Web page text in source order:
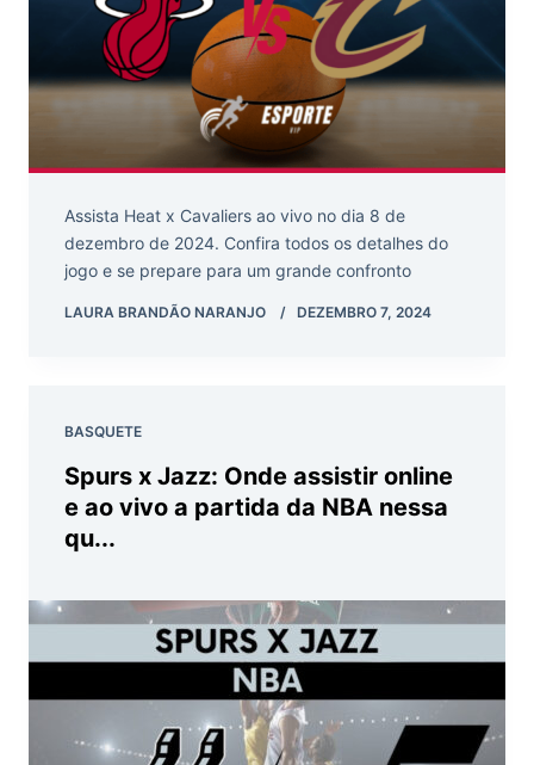
Assista Heat x Cavaliers ao vivo no dia 8 de
dezembro de 2024. Confira todos os detalhes do
jogo e se prepare para um grande confronto
LAURA BRANDÃO NARANJO DEZEMBRO 7, 2024
BASQUETE
Spurs x Jazz: Onde assistir online
e ao vivo a partida da NBA nessa
qu...